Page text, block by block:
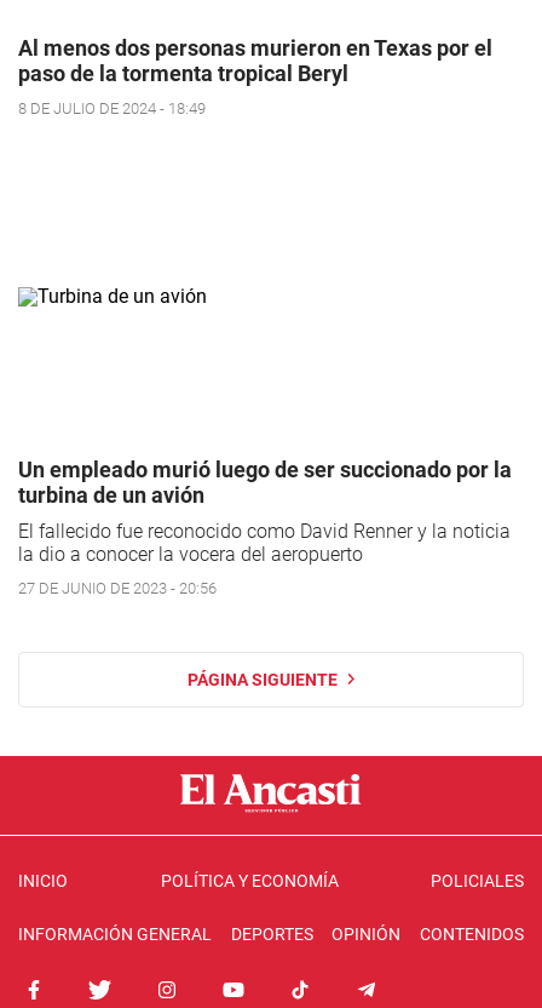
Al menos dos personas murieron en Texas por el
paso de la tormenta tropical Beryl
8 DE JULIO DE 2024 - 18:49
Un empleado murió luego de ser succionado por la
turbina de un avión
El fallecido fue reconocido como David Renner y la noticia
la dio a conocer la vocera del aeropuerto
27 DE JUNIO DE 2023 - 20:56
PÁGINA SIGUIENTE
INICIO POLÍTICA Y ECONOMÍA POLICIALES
INFORMACIÓN GENERAL DEPORTES OPINIÓN CONTENIDOS